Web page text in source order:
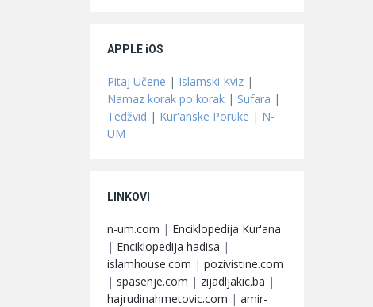
APPLE iOS
Pitaj Učene | Islamski Kviz |
Namaz korak po korak | Sufara |
Tedžvid | Kur'anske Poruke | N-
UM
LINKOVI
n-um.com | Enciklopedija Kur'ana
| Enciklopedija hadisa |
islamhouse.com | pozivistine.com
| spasenje.com | zijadljakic.ba |
hajrudinahmetovic.com | amir-